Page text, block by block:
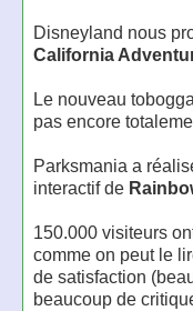
Disneyland nous
California
Le nouveau
pas encore
Parksmania a
interactif de
150.000 visiteurs
comme on peut le
de satisfaction
beaucoup de